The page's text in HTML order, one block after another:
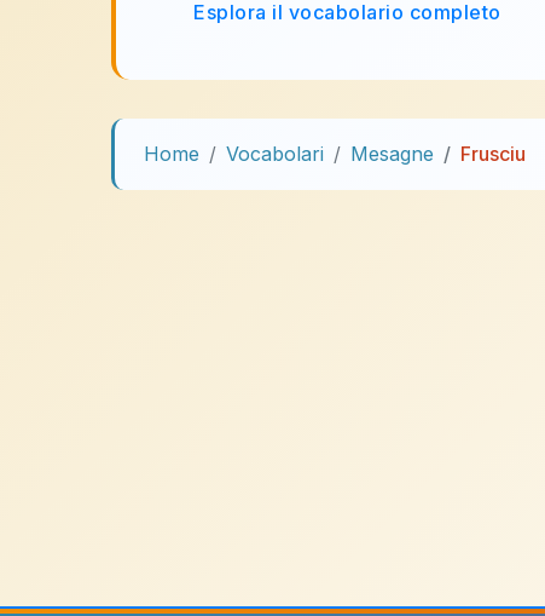
Esplora il vocabolario completo
Home Vocabolari Mesagne Frusciu